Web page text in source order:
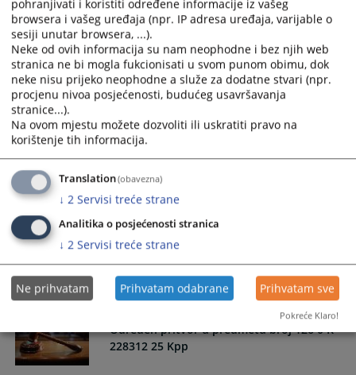
228696 25 Kpp
.
09.12.2025.
Određen pritvor u predmetu broj 126 0 K
228446 25 Kpp 2
Općinski sud u Lukavcu je dana 21.11.2025.godine u
predmetu broj 126 0 K 227042 25 Kpp donio rješenje i
postojanja osnovane da je počinio krivično djelo
"Neovlaštena prozivodnja i stavljanje u promet opojnih
21.11.2025.
Određen pritvor u predmetu broj 126 0 K
228312 25 Kpp
pohranjivati i koristiti određene informacije iz vašeg
browsera i vašeg uređaja (npr. IP adresa uređaja, varijable o
sesiji unutar browsera, ...).
Neke od ovih informacija su nam neophodne i bez njih web
stranica ne bi mogla fukcionisati u svom punom obimu, dok
neke nisu prijeko neophodne a služe za dodatne stvari (npr.
procjenu nivoa posjećenosti, budućeg usavršavanja
stranice...).
Na ovom mjestu možete dozvoliti ili uskratiti pravo na
korištenje tih informacija.
Translation(obavezna)
↓ 2 Servisi treće strane
Analitika o posjećenosti stranica
↓ 2 Servisi treće strane
Ne prihvatam Prihvatam odabrane Prihvatam sve
Pokreće Klaro!